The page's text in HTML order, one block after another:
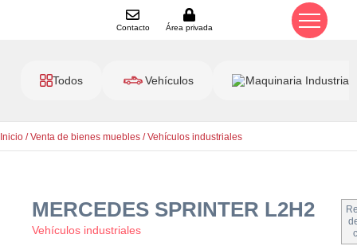
Contacto Área privada
Todos Vehículos Maquinaria Industrial
Inicio /Venta de bienes muebles /Vehículos industriales
MERCEDES SPRINTER L2H2
Vehículos industriales